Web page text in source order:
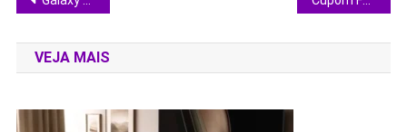
de
Post
VEJA MAIS